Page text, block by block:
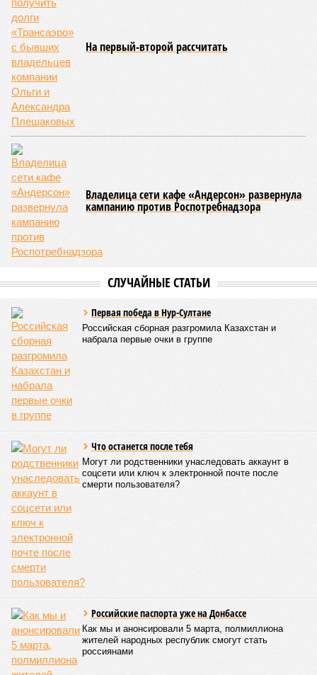
На первый-второй рассчитать
Владелица сети кафе «Андерсон» развернула
кампанию против Роспотребнадзора
СЛУЧАЙНЫЕ СТАТЬИ
Первая победа в Нур-Султане
Российская сборная разгромила Казахстан и
набрала первые очки в группе
Что останется после тебя
Могут ли родственники унаследовать аккаунт в
соцсети или ключ к электронной почте после
смерти пользователя?
Российские паспорта уже на Донбассе
Как мы и анонсировали 5 марта, полмиллиона
жителей народных республик смогут стать
россиянами